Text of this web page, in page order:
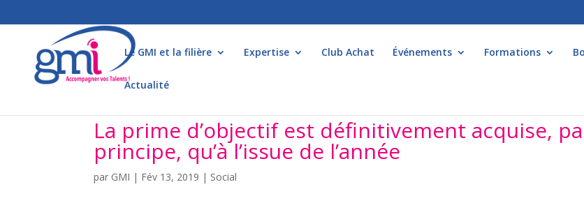
Le GMI et la filière Expertise Club Achat Événements Formations
Actualité
La prime d’objectif est définitivement acquise,
principe, qu’à l’issue de l’année
par GMI | Fév 13, 2019 | Social